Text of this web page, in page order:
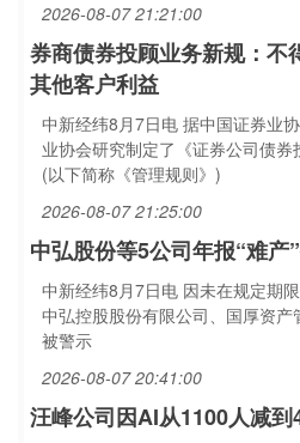
2026-08-07 21:21:00
券商债券投顾业务新规：不
其他客户利益
中新经纬8月7日电 据中国证券业
业协会研究制定了《证券公司债券
(以下简称《管理规则》)
2026-08-07 21:25:00
中弘股份等5公司年报“难产
中新经纬8月7日电 因未在规定期
中弘控股股份有限公司、国厚资
被警示
2026-08-07 20:41:00
汪峰公司因AI从1100人减到